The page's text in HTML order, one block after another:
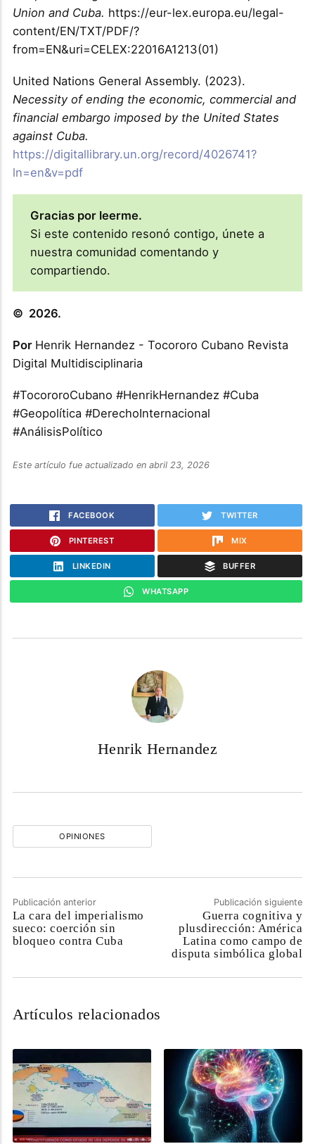
Union and Cuba. https://eur-lex.europa.eu/legal-
content/EN/TXT/PDF/?
from=EN&uri=CELEX:22016A1213(01)
United Nations General Assembly. (2023).
Necessity of ending the economic, commercial and
financial embargo imposed by the United States
against Cuba.
https://digitallibrary.un.org/record/4026741?
ln=en&v=pdf
Gracias por leerme.
Si este contenido resonó contigo, únete a
nuestra comunidad comentando y
compartiendo.
© 2026.
Por Henrik Hernandez - Tocororo Cubano Revista
Digital Multidisciplinaria
#TocororoCubano #HenrikHernandez #Cuba
#Geopolítica #DerechoInternacional
#AnálisisPolítico
Este artículo fue actualizado en abril 23, 2026
FACEBOOK TWITTER
PINTEREST MIX
LINKEDIN BUFFER
WHATSAPP
Henrik Hernandez
OPINIONES
Publicación anterior
La cara del imperialismo
sueco: coerción sin
bloqueo contra Cuba
Publicación siguiente
Guerra cognitiva y
plusdirección: América
Latina como campo de
disputa simbólica global
Artículos relacionados